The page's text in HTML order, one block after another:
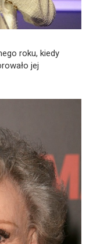
roku, kiedy
jej